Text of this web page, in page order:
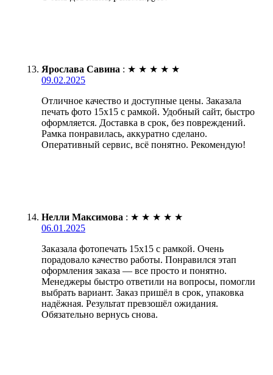
Ярослава Савина : ★ ★ ★ ★ ★
09.02.2025
Отличное качество и доступные цены. Заказала
печать фото 15х15 с рамкой. Удобный сайт, быстро
оформляется. Доставка в срок, без повреждений.
Рамка понравилась, аккуратно сделано.
Оперативный сервис, всё понятно. Рекомендую!
Нелли Максимова : ★ ★ ★ ★ ★
06.01.2025
Заказала фотопечать 15х15 с рамкой. Очень
порадовало качество работы. Понравился этап
оформления заказа — все просто и понятно.
Менеджеры быстро ответили на вопросы, помогли
выбрать вариант. Заказ пришёл в срок, упаковка
надёжная. Результат превзошёл ожидания.
Обязательно вернусь снова.